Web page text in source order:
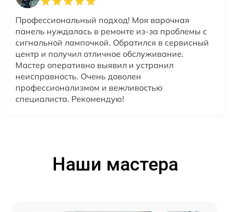
Профессиональный подход! Моя варочная
панель нуждалась в ремонте из-за проблемы с
сигнальной лампочкой. Обратился в сервисный
центр и получил отличное обслуживание.
Мастер оперативно выявил и устранил
неисправность. Очень доволен
профессионализмом и вежливостью
специалиста. Рекомендую!
Наши мастера